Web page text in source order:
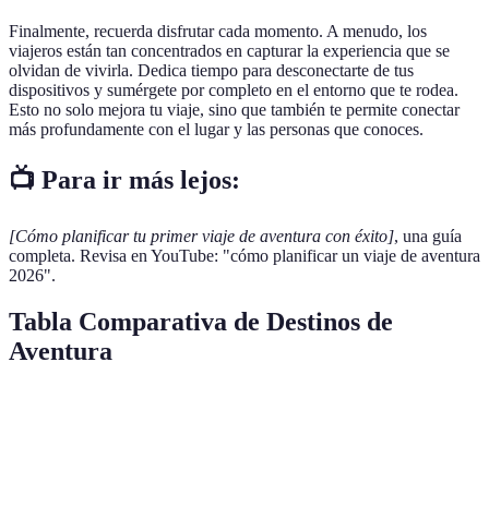
Finalmente, recuerda disfrutar cada momento. A menudo, los
viajeros están tan concentrados en capturar la experiencia que se
olvidan de vivirla. Dedica tiempo para desconectarte de tus
dispositivos y sumérgete por completo en el entorno que te rodea.
Esto no solo mejora tu viaje, sino que también te permite conectar
más profundamente con el lugar y las personas que conoces.
📺 Para ir más lejos:
[Cómo planificar tu primer viaje de aventura con éxito], una guía
completa. Revisa en YouTube: "cómo planificar un viaje de aventura
2026".
Tabla Comparativa de Destinos de
Aventura